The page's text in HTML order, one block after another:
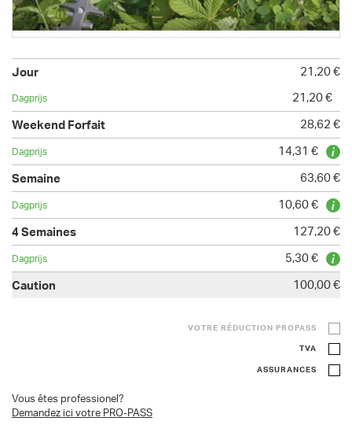
21,20 €
21,20 €
28,62 €
14,31 €
63,60 €
10,60 €
127,20 €
5,30 €
100,00 €
VOTRE RÉDUCTION PROPASS
TVA
ASSURANCES
Vous êtes professionel?
Demandez ici votre PRO-PASS